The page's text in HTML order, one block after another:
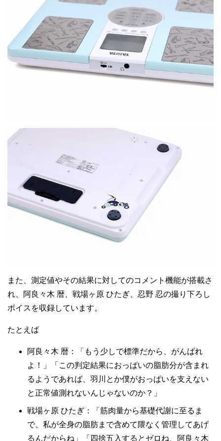
また、測定値やその結果に対してのコメント機能が搭載さ
れ、阿良々木 暦、戦場ヶ原 ひたぎ、忍野 忍の撮り下ろし
ボイスを収録しています。
たとえば
阿良々木 暦：「もう少しで標準だから、がんばれ
よ！」「この判定結果におっぱいの脂肪分が含まれ
るようであれば、羽川とか僕がおっぱいを支えない
と正常値測れないんじゃないのか？」
戦場ヶ原 ひたぎ：「筋肉量から基礎代謝に至るま
で、私が全身の脂肪まで含めて隈なく管理してあげ
るんだからね」「四捨五入するとゼロね、阿良々木